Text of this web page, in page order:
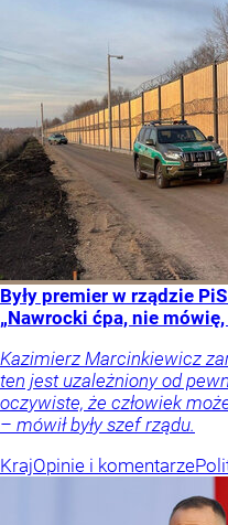
Były premier w rządzie
„Nawrocki ćpa, nie
Kazimierz Marcinkiewicz
ten jest uzależniony od
oczywiste, że człowiek
– mówił były szef rządu.
KrajOpinie i komentarze